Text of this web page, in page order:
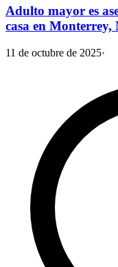
Adulto mayor es
casa en Monterrey,
11 de octubre de 2025·